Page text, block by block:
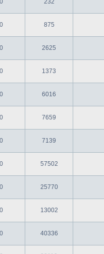
0 875
0 2625
0 1373
0 6016
0 7659
0 7139
0 57502
0 25770
0 13002
0 40336